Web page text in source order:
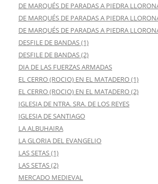
DE MARQUÉS DE PARADAS A PIEDRA
DE MARQUÉS DE PARADAS A PIEDRA
DE MARQUÉS DE PARADAS A PIEDRA
DESFILE DE BANDAS (1)
DESFILE DE BANDAS (2)
DIA DE LAS FUERZAS ARMADAS
EL CERRO (ROCIO) EN EL MATADERO (1)
EL CERRO (ROCIO) EN EL MATADERO (2)
IGLESIA DE NTRA. SRA. DE LOS REYES
IGLESIA DE SANTIAGO
LA ALBUHAIRA
LA GLORIA DEL EVANGELIO
LAS SETAS (1)
LAS SETAS (2)
MERCADO MEDIEVAL